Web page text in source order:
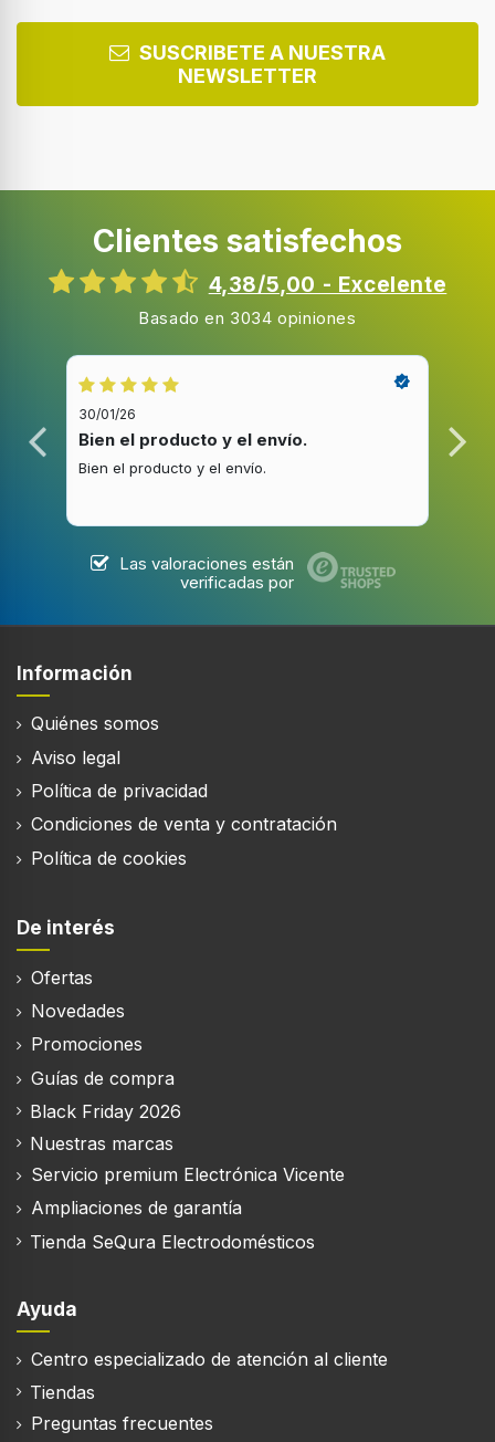
SUSCRIBETE A NUESTRA
NEWSLETTER
Clientes satisfechos
4,38/5,00 - Excelente
Basado en 3034 opiniones
30/01/26
Bien el producto y el envío.
Bien el producto y el envío.
Las valoraciones están
verificadas por
Información
Quiénes somos
Aviso legal
Política de privacidad
Condiciones de venta y contratación
Política de cookies
De interés
Ofertas
Novedades
Promociones
Guías de compra
Black Friday 2026
Nuestras marcas
Servicio premium Electrónica Vicente
Ampliaciones de garantía
Tienda SeQura Electrodomésticos
Ayuda
Centro especializado de atención al cliente
Tiendas
Preguntas frecuentes